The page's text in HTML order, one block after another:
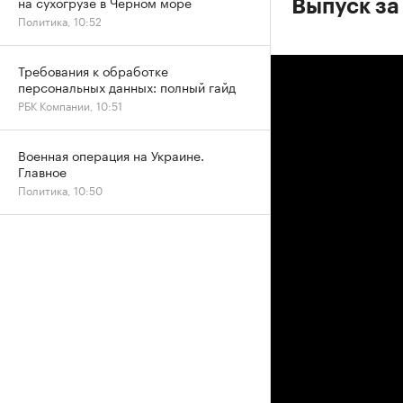
Выпуск
Политика, 10:52
Требования к обработке
персональных данных: полный гайд
РБК Компании, 10:51
Военная операция на Украине.
Главное
Политика, 10:50